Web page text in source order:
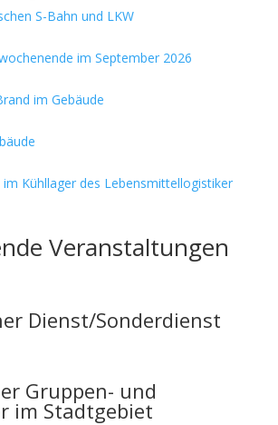
S-Bahn und LKW
im September 2026
im Gebäude
Kühllager des Lebensmittellogistiker
Veranstaltungen
Dienst/Sonderdienst
Gruppen- und
im Stadtgebiet